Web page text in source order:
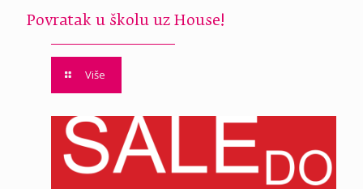
Povratak u školu uz House!
Više